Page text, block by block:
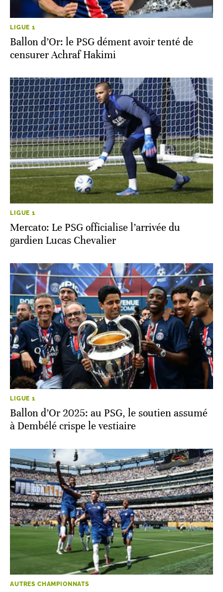
LIGUE 1
Ballon d’Or: le PSG dément avoir tenté de
censurer Achraf Hakimi
LIGUE 1
Mercato: Le PSG officialise l’arrivée du
gardien Lucas Chevalier
LIGUE 1
Ballon d’Or 2025: au PSG, le soutien assumé
à Dembélé crispe le vestiaire
AUTRES CHAMPIONNATS